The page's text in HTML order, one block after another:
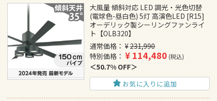
大風量 傾斜対応 LED 調光・光色切替
(電球色-昼白色) 5灯 高演色LED [R15]
オーデリック製シーリングファンライ
ト【OLB320】
通常価格
¥231,990
特別価格
¥114,480 税込
50.7% OFF
お気に入りに追加